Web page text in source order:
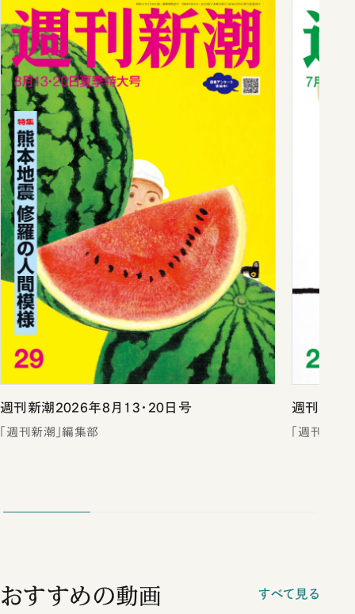
週刊新潮2026年8月13・20日号
「週刊新潮」編集部
週刊新潮
「週刊新潮
おすすめの動画 すべて見る